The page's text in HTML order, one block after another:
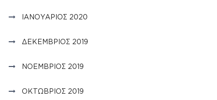
ΙΑΝΟΥΆΡΙΟΣ 2020
ΔΕΚΈΜΒΡΙΟΣ 2019
ΝΟΈΜΒΡΙΟΣ 2019
ΟΚΤΏΒΡΙΟΣ 2019